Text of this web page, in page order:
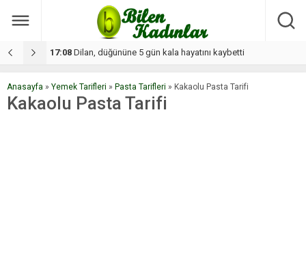
17:08 Dilan, düğününe 5 gün kala hayatını kaybetti
Anasayfa » Yemek Tarifleri » Pasta Tarifleri » Kakaolu Pasta Tarifi
Kakaolu Pasta Tarifi